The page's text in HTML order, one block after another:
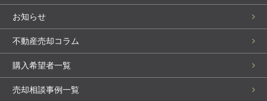
お知らせ
不動産売却コラム
購入希望者一覧
売却相談事例一覧